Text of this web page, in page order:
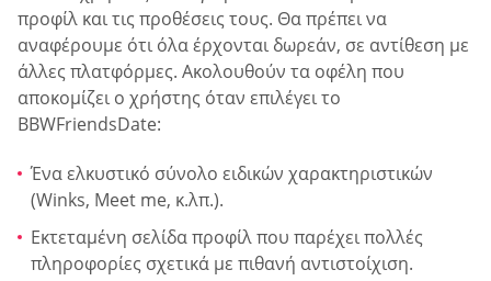
προφίλ και τις προθέσεις τους. Θα πρέπει να
αναφέρουμε ότι όλα έρχονται δωρεάν, σε αντίθεση με
άλλες πλατφόρμες. Ακολουθούν τα οφέλη που
αποκομίζει ο χρήστης όταν επιλέγει το
BBWFriendsDate:
Ένα ελκυστικό σύνολο ειδικών χαρακτηριστικών
(Winks, Meet me, κ.λπ.).
Εκτεταμένη σελίδα προφίλ που παρέχει πολλές
πληροφορίες σχετικά με πιθανή αντιστοίχιση.